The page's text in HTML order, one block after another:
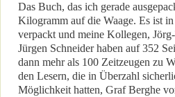
Das Buch, das ich gerade
Kilogramm auf die Waage. Es ist
verpackt und meine Kollegen,
Jürgen Schneider haben auf 352
dann mehr als 100 Zeitzeugen zu
den Lesern, die in Überzahl
Möglichkeit hatten, Graf Berghe